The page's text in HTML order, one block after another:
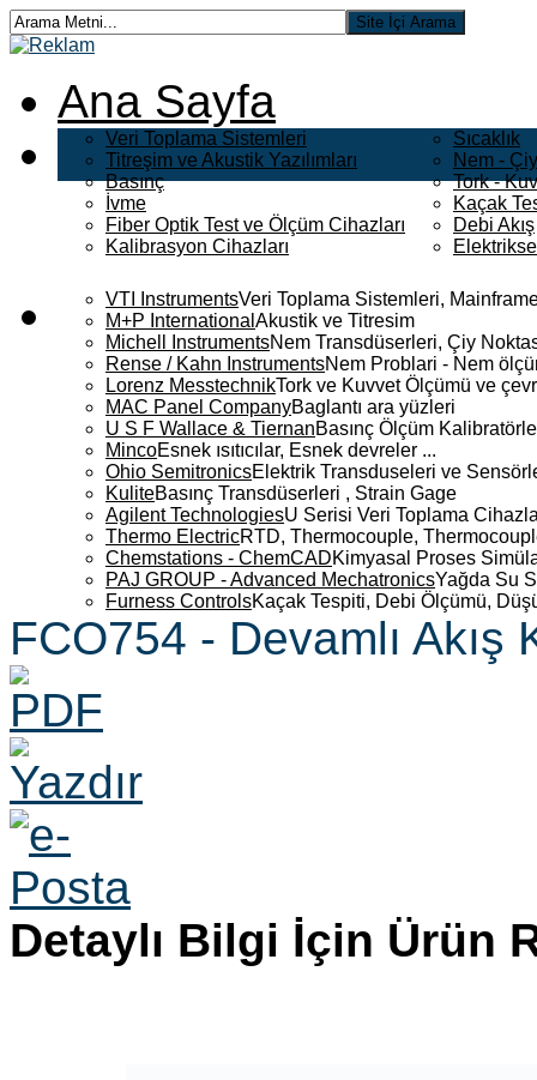
Ana Sayfa
Veri Toplama Sistemleri
Titreşim ve Akustik Yazılımları
Basınç
İvme
Fiber Optik Test ve Ölçüm Cihazları
Kalibrasyon Cihazları
Sıcaklık
Nem -
Tork -
Kaçak
Debi Akış
VTI InstrumentsVeri Toplama Sistemleri,
M+P International Akustik ve Titresim
Michell InstrumentsNem Transdüserleri, Çiy
Rense / Kahn InstrumentsNem Problari - Nem
Lorenz MesstechnikTork ve Kuvvet Ölçümü ve
MAC Panel CompanyBaglantı ara yüzleri
U S F Wallace & TiernanBasınç Ölçüm
MincoEsnek ısıtıcılar, Esnek devreler ...
Ohio SemitronicsElektrik Transduseleri ve
KuliteBasınç Transdüserleri , Strain Gage
Agilent TechnologiesU Serisi Veri Toplama
Thermo ElectricRTD, Thermocouple,
Chemstations - ChemCADKimyasal Proses
PAJ GROUP - Advanced MechatronicsYağda Su
Furness ControlsKaçak Tespiti, Debi Ölçümü,
FCO754 - Devamlı
Detaylı Bilgi İçin Ürün